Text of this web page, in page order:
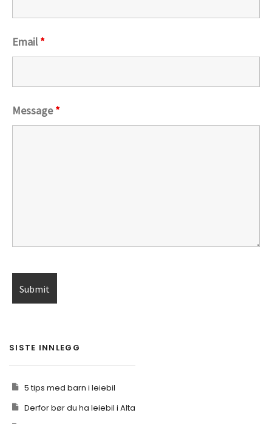
Email *
Message*
SISTE INNLEGG
5 tips med barn i leiebil
Derfor bør du ha leiebil i Alta